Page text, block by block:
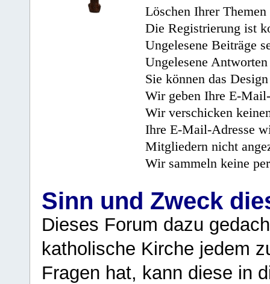
Löschen Ihrer
Die Registrierung ist
Ungelesene Beiträge
Ungelesene
Sie können das
Wir geben Ihre E-
Wir verschicken
Ihre E-Mail-Adresse
Mitgliedern nicht
Wir sammeln keine
Sinn und Zweck
Dieses Forum dazu
katholische Kirche jedem
Fragen hat, kann diese in